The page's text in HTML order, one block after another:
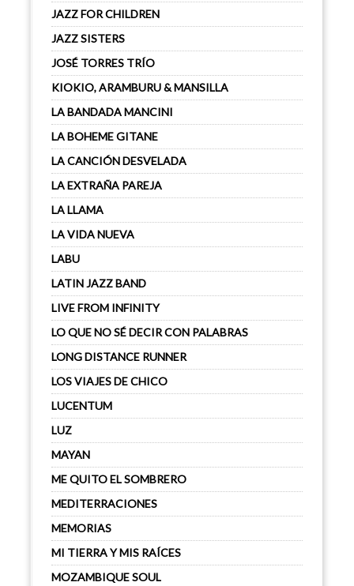
JAZZ FOR CHILDREN
JAZZ SISTERS
JOSÉ TORRES TRÍO
KIOKIO, ARAMBURU & MANSILLA
LA BANDADA MANCINI
LA BOHEME GITANE
LA CANCIÓN DESVELADA
LA EXTRAÑA PAREJA
LA LLAMA
LA VIDA NUEVA
LABU
LATIN JAZZ BAND
LIVE FROM INFINITY
LO QUE NO SÉ DECIR CON PALABRAS
LONG DISTANCE RUNNER
LOS VIAJES DE CHICO
LUCENTUM
LUZ
MAYAN
ME QUITO EL SOMBRERO
MEDITERRACIONES
MEMORIAS
MI TIERRA Y MIS RAÍCES
MOZAMBIQUE SOUL